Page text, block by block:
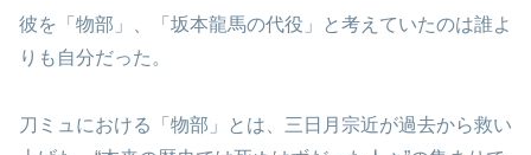
彼を「物部」、「坂本龍馬の代役」と考えていたのは誰よ
りも自分だった。
刀ミュにおける「物部」とは、三日月宗近が過去から救い